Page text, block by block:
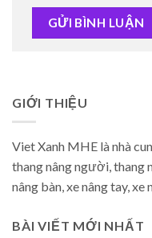
GIỚI THIỆU
Viet Xanh MHE là nhà
thang nâng người, thang
nâng bàn, xe nâng tay,
BÀI VIẾT MỚI NHẤT